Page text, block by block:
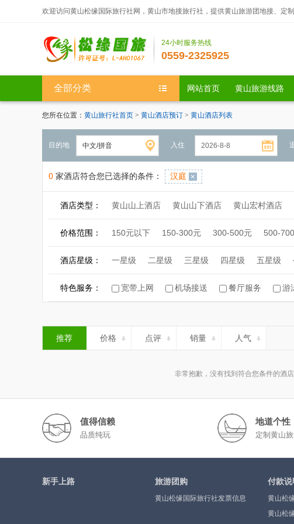
欢迎访问黄山松缘国际旅行社网，黄山市地接旅行社，提供黄山旅游团地接、定
24小时服务热线
0559-2325925
全部分类 网站首页 黄山旅游线路
您所在位置： 黄山旅行社首页 > 黄山酒店预订 > 黄山酒店列表
目的地 入住
0 家酒店符合您已选择的条件： 汉庭
酒店类型： 黄山山上酒店 黄山山下酒店 黄山宏村酒店
价格范围： 150元以下 150-300元 300-500元 500-
酒店星级： 一星级 二星级 三星级 四星级 五星级
特色服务： 宽带上网 机场接送 餐厅服务 游
推荐 价格 点评 销量 人气
非常抱歉，没有找到符合您条件的酒
值得信赖
品质纯玩
地道个性
定制黄山
新手上路 旅游团购
黄山松缘国际旅行社发票信息
付款说
黄山松
黄山松